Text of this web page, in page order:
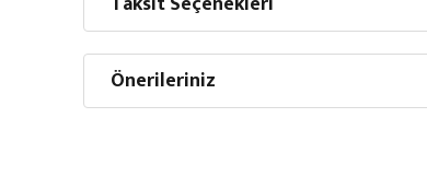
Önerileriniz